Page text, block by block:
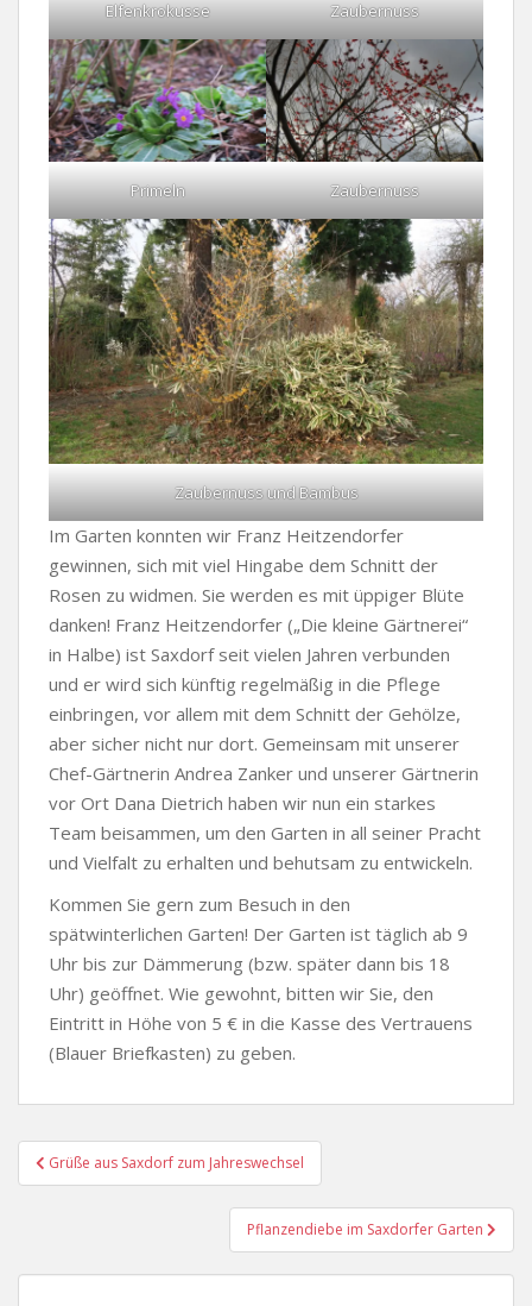
Elfenkrokusse Zaubernuss
Primeln Zaubernuss
Zaubernuss und Bambus
Im Garten konnten wir Franz Heitzendorfer
gewinnen, sich mit viel Hingabe dem Schnitt der
Rosen zu widmen. Sie werden es mit üppiger Blüte
danken! Franz Heitzendorfer („Die kleine Gärtnerei“
in Halbe) ist Saxdorf seit vielen Jahren verbunden
und er wird sich künftig regelmäßig in die Pflege
einbringen, vor allem mit dem Schnitt der Gehölze,
aber sicher nicht nur dort. Gemeinsam mit unserer
Chef-Gärtnerin Andrea Zanker und unserer Gärtnerin
vor Ort Dana Dietrich haben wir nun ein starkes
Team beisammen, um den Garten in all seiner Pracht
und Vielfalt zu erhalten und behutsam zu entwickeln.
Kommen Sie gern zum Besuch in den
spätwinterlichen Garten! Der Garten ist täglich ab 9
Uhr bis zur Dämmerung (bzw. später dann bis 18
Uhr) geöffnet. Wie gewohnt, bitten wir Sie, den
Eintritt in Höhe von 5 € in die Kasse des Vertrauens
(Blauer Briefkasten) zu geben.
Beitragsnavigation
Grüße aus Saxdorf zum Jahreswechsel
Pflanzendiebe im Saxdorfer Garten